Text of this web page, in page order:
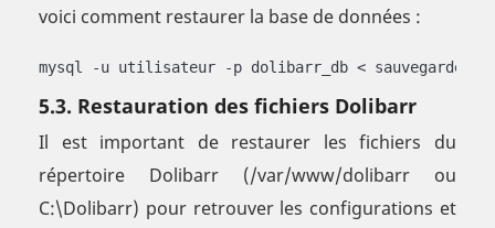
voici comment restaurer la base de données :
mysql -u utilisateur -p dolibarr_db <
5.3. Restauration des fichiers Dolibarr
Il est important de restaurer les fichiers du
répertoire Dolibarr (/var/www/dolibarr ou
C:\Dolibarr) pour retrouver les configurations et